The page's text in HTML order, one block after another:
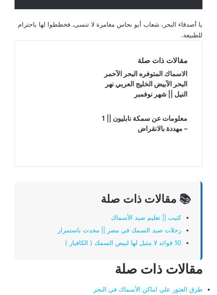
يا أصدقاء البحر، شعاب أبو نحاس مغامرة لا تنسى، فخططوا لها باحترام
للطبيعة.
مقالات ذات صلة
الاسماك المتوفره البحر الآحمر
البحر الآبيض الخليج العربي نهر
النيل || شهر نوفمبر
معلومات عن سمكة نابليون || 1
– مهددة بالانقراض
📚 مقالات ذات صلة
كتيب || تعليم صيد الأسماك
رحلات صيد السمك في مصر || محدث باستمرار
10 فوائد لا مثيل لها لبيض السمك ( الكافيار )
مقالات ذات صلة
طرق العثور علي اماكن الأسماك في البحر